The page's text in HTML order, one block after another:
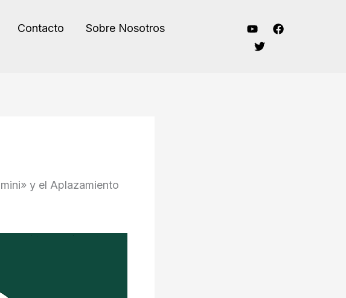
Contacto
Sobre Nosotros
y el Aplazamiento